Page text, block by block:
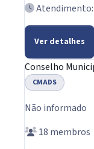
Ver detalhes
Conselho
CMADS
Não informado
18 membros